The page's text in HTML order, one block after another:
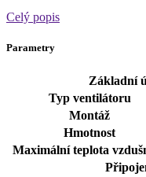
Celý popis
Parametry
Základní
Typ ventilátoru
Montáž
Hmotnost
Maximální teplota